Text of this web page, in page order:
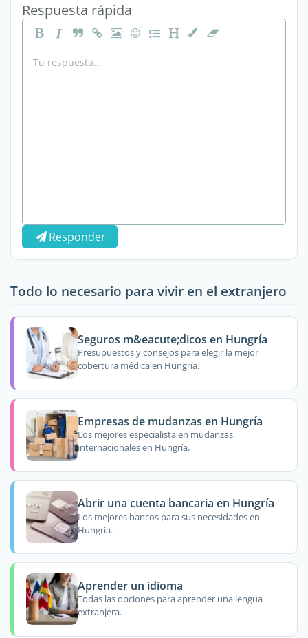
Respuesta rápida
Responder
Todo lo necesario para vivir en el extranjero
Seguros m&eacute;dicos en Hungría
Presupuestos y consejos para elegir la mejor
cobertura médica en Hungría.
Empresas de mudanzas en Hungría
Los mejores especialista en mudanzas
internacionales en Hungría.
Abrir una cuenta bancaria en Hungría
Los mejores bancos para sus necesidades en
Hungría.
Aprender un idioma
Todas las opciones para aprender una lengua
extranjera.